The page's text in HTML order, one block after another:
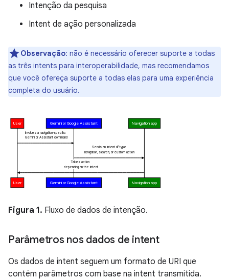
Intenção da pesquisa
Intent de ação personalizada
Observação: não é necessário oferecer suporte a todas
as três intents para interoperabilidade, mas recomendamos
que você ofereça suporte a todas elas para uma experiência
completa do usuário.
Figura 1. Fluxo de dados de intenção.
Parâmetros nos dados de intent
Os dados de intent seguem um formato de URI que
contém parâmetros com base na intent transmitida.